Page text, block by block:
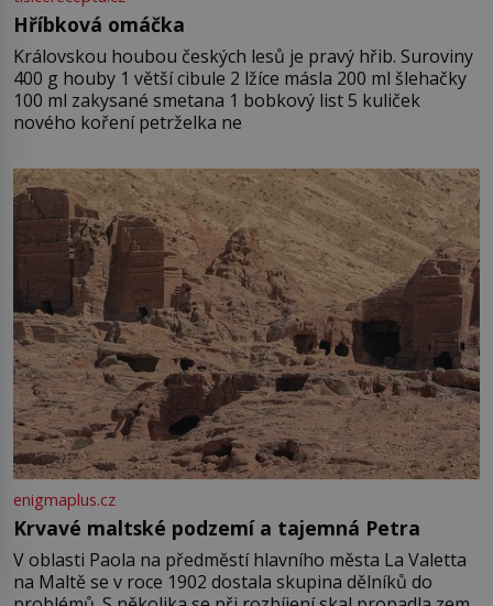
Hříbková omáčka
Královskou houbou českých lesů je pravý hřib. Suroviny
400 g houby 1 větší cibule 2 lžíce másla 200 ml šlehačky
100 ml zakysané smetana 1 bobkový list 5 kuliček
nového koření petrželka ne
enigmaplus.cz
Krvavé maltské podzemí a tajemná Petra
V oblasti Paola na předměstí hlavního města La Valetta
na Maltě se v roce 1902 dostala skupina dělníků do